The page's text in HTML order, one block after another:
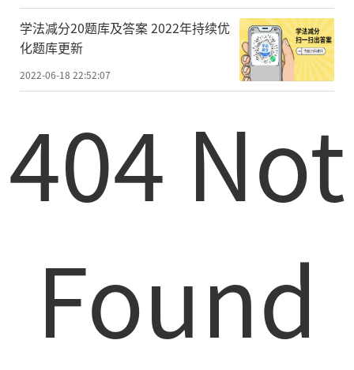
学法减分20题库及答案 2022年持续优
化题库更新
2022-06-18 22:52:07
404 Not
Found